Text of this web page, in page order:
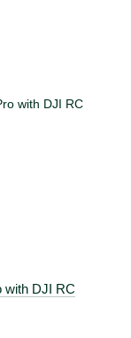
with DJI RC